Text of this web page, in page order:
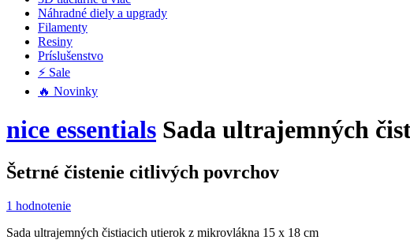
Náhradné diely a upgrady
Filamenty
Resiny
Príslušenstvo
⚡ Sale
🔥 Novinky
nice essentials Sada ultrajemných
Šetrné čistenie citlivých povrchov
1 hodnotenie
Sada ultrajemných čistiacich utierok z mikrovlákna 15 x 18 cm